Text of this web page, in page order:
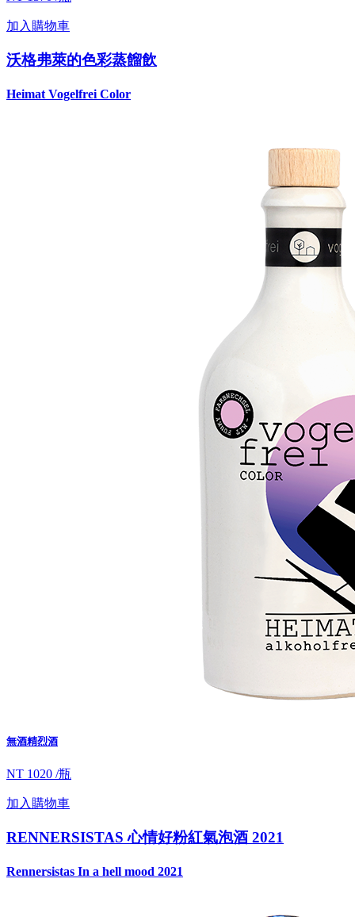
加入購物車
沃格弗萊的色彩蒸餾飲
Heimat Vogelfrei Color
無酒精烈酒
NT 1020 /瓶
加入購物車
RENNERSISTAS 心情好粉紅氣泡酒 2021
Rennersistas In a hell mood 2021